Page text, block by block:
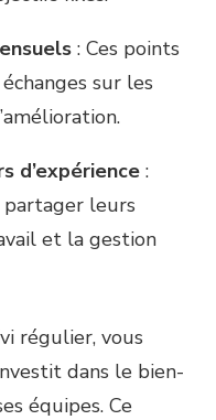
: Ces points
sur les
d’expérience :
partager leurs
et la gestion
régulier, vous
dans le bien-
équipes. Ce